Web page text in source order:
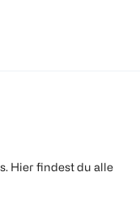
Hier findest du alle